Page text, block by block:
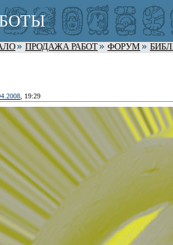
ПРОДАЖА РАБОТ ФОРУМ
, 19:29